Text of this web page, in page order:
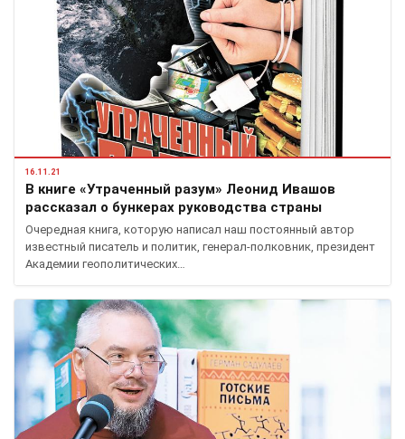
16.11.21
В книге «Утраченный разум» Леонид Ивашов
рассказал о бункерах руководства страны
Очередная книга, которую написал наш постоянный автор
известный писатель и политик, генерал-полковник, президент
Академии геополитических…